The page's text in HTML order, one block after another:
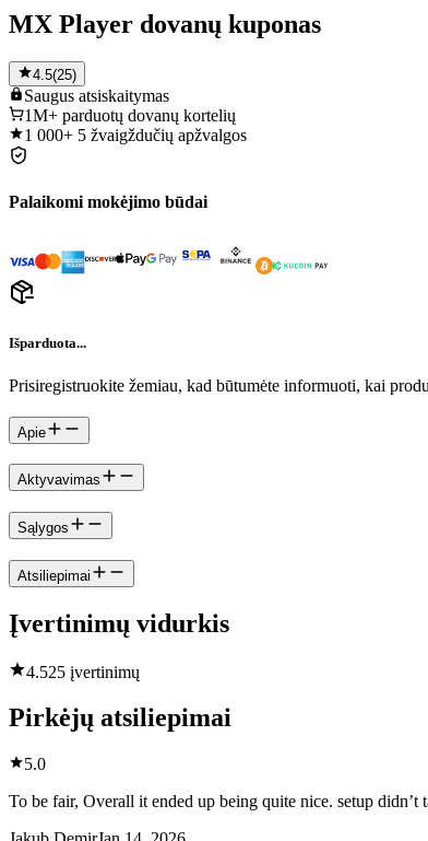
MX Player dovanų kuponas
4.5(25)
Saugus atsiskaitymas
1M+ parduotų dovanų kortelių
1 000+ 5 žvaigždučių apžvalgos
Palaikomi mokėjimo būdai
Išparduota...
Prisiregistruokite žemiau, kad būtumėte informuoti, kai
Apie
Aktyvavimas
Sąlygos
Atsiliepimai
Įvertinimų vidurkis
4.525 įvertinimų
Pirkėjų atsiliepimai
5.0
To be fair, Overall it ended up being quite nice. setup